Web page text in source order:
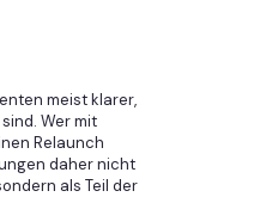
meist klarer,
Wer mit
Relaunch
daher nicht
als Teil der